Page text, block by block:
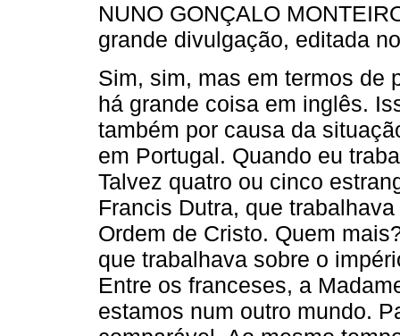
NUNO GONÇALO
grande divulgação, editada
Sim, sim, mas em termos de
há grande coisa em inglês.
também por causa da
em Portugal. Quando eu
Talvez quatro ou cinco
Francis Dutra, que
Ordem de Cristo. Quem
que trabalhava sobre o
Entre os franceses, a
estamos num outro mundo.